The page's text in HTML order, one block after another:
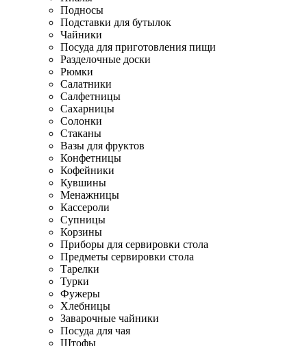
Подносы
Подставки для бутылок
Чайники
Посуда для приготовления пищи
Разделочные доски
Рюмки
Салатники
Салфетницы
Сахарницы
Солонки
Стаканы
Вазы для фруктов
Конфетницы
Кофейники
Кувшины
Менажницы
Кассероли
Супницы
Корзины
Приборы для сервировки стола
Предметы сервировки стола
Тарелки
Турки
Фужеры
Хлебницы
Заварочные чайники
Посуда для чая
Штофы